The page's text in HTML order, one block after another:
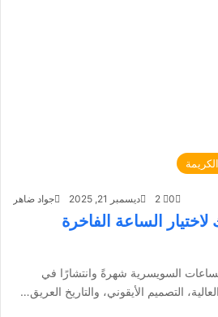
جواد ضاهر ديسمبر 21, 2025 0
الساعة الفاخرة
السويسرية شهرةً وانتشارًا في
التصميم الأيقوني، والتاريخ العريق…